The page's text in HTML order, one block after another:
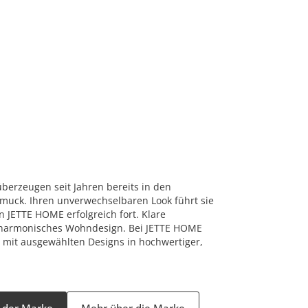
seit Jahren bereits in den
Ihren unverwechselbaren Look führt sie
HOME erfolgreich fort. Klare
Wohndesign. Bei JETTE HOME
ausgewählten Designs in hochwertiger,